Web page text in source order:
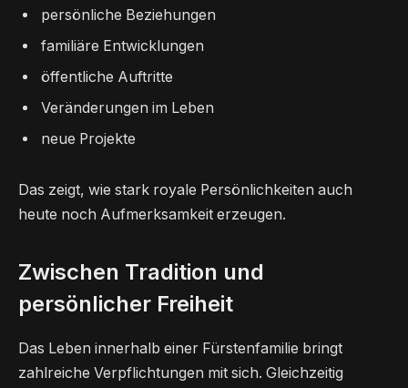
persönliche Beziehungen
familiäre Entwicklungen
öffentliche Auftritte
Veränderungen im Leben
neue Projekte
Das zeigt, wie stark royale Persönlichkeiten auch
heute noch Aufmerksamkeit erzeugen.
Zwischen Tradition und
persönlicher Freiheit
Das Leben innerhalb einer Fürstenfamilie bringt
zahlreiche Verpflichtungen mit sich. Gleichzeitig